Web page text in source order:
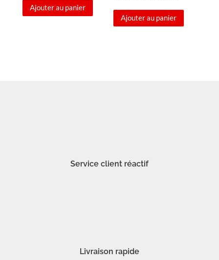
Ajouter au panier
initial actuel
Ajouter au panier
Service client réactif
Livraison rapide